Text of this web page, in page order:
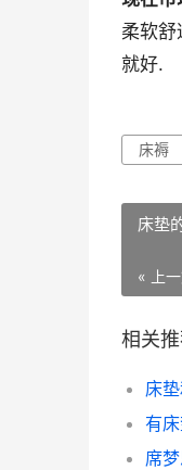
柔软
就好.
床褥
床垫
« 上
相关
床
有